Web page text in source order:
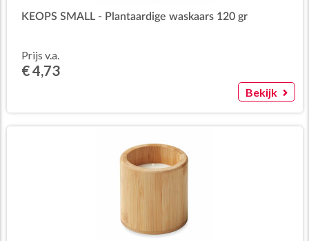
KEOPS SMALL - Plantaardige waskaars 120 gr
Prijs v.a.
€ 4,73
Bekijk